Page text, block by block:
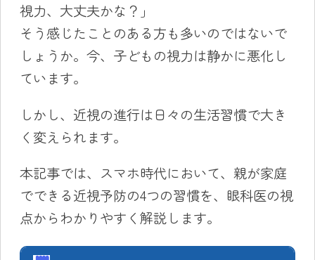
視力、大丈夫かな？」
そう感じたことのある方も多いのではないで
しょうか。今、子どもの視力は静かに悪化し
ています。
しかし、近視の進行は日々の生活習慣で大き
く変えられます。
本記事では、スマホ時代において、親が家庭
でできる近視予防の4つの習慣を、眼科医の視
点からわかりやすく解説します。